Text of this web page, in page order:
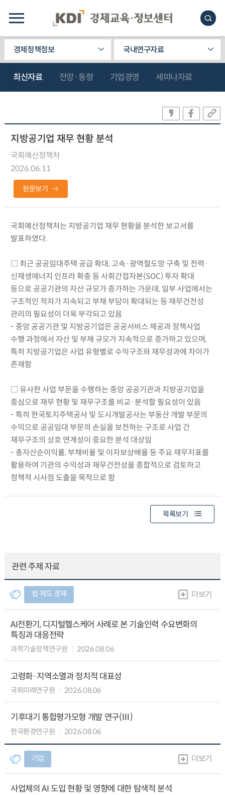
경제정책정보 국내연구자료
최신자료 전망·동향 기업경영 세미나자료
지방공기업 재무 현황 분석
국회예산정책처
2026.06.11
원문보기
국회예산정책처는 지방공기업 재무 현황을 분석한 보고서를
발표하였다.
□ 최근 공공임대주택 공급 확대, 고속·광역철도망 구축 및 전력·
신재생에너지 인프라 확충 등 사회간접자본(SOC) 투자 확대
등으로 공공기관의 자산 규모가 증가하는 가운데, 일부 사업에서는
구조적인 적자가 지속되고 부채 부담이 확대되는 등 재무건전성
관리의 필요성이 더욱 부각되고 있음
- 중앙 공공기관 및 지방공기업은 공공서비스 제공과 정책사업
수행 과정에서 자산 및 부채 규모가 지속적으로 증가하고 있으며,
특히 지방공기업은 사업 유형별로 수익구조와 재무성과에 차이가
존재함
□ 유사한 사업 부문을 수행하는 중앙 공공기관과 지방공기업을
중심으로 재무 현황 및 재무구조를 비교·분석할 필요성이 있음
- 특히 한국토지주택공사 및 도시개발공사는 부동산 개발 부문의
수익으로 공공임대 부문의 손실을 보전하는 구조로 사업 간
재무구조의 상호 연계성이 중요한 분석 대상임
- 총자산순이익률, 부채비율 및 이자보상배율 등 주요 재무지표를
활용하여 기관의 수익성과 재무건전성을 종합적으로 검토하고
정책적 시사점 도출을 목적으로 함
목록보기
관련 주제 자료
법∙제도 경제 더보기
AI전환기, 디지털헬스케어 사례로 본 기술인력 수요변화의
특징과 대응전략
과학기술정책연구원 2026.08.06
고령화·지역소멸과 정치적 대표성
국회미래연구원 2026.08.06
기후대기 통합평가모형 개발 연구(Ⅲ)
한국환경연구원 2026.08.06
기업 더보기
사업체의 AI 도입 현황 및 영향에 대한 탐색적 분석